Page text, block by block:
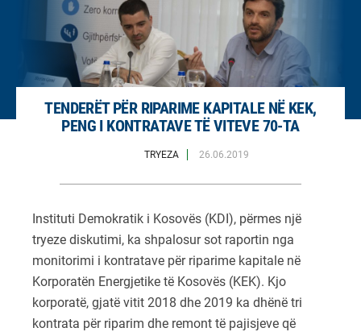
TENDERËT PËR RIPARIME KAPITALE NË KEK,
PENG I KONTRATAVE TË VITEVE 70-TA
TRYEZA 26.06.2019
Instituti Demokratik i Kosovës (KDI), përmes një
tryeze diskutimi, ka shpalosur sot raportin nga
monitorimi i kontratave për riparime kapitale në
Korporatën Energjetike të Kosovës (KEK). Kjo
korporatë, gjatë vitit 2018 dhe 2019 ka dhënë tri
kontrata për riparim dhe remont të pajisjeve që